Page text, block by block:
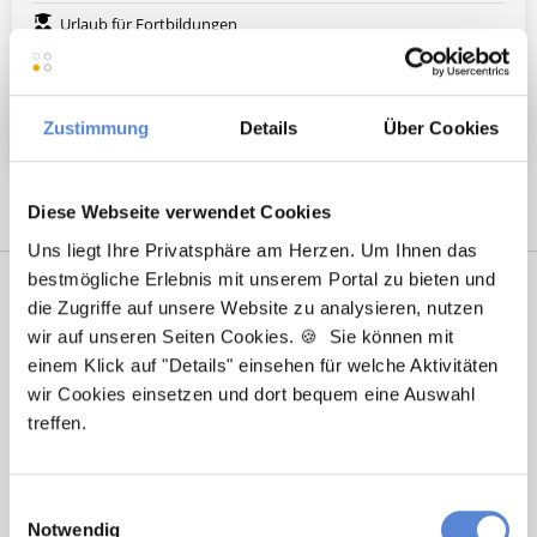
Zustimmung Details Über Cookies
Diese Webseite verwendet Cookies
Uns liegt Ihre Privatsphäre am Herzen. Um Ihnen das
bestmögliche Erlebnis mit unserem Portal zu bieten und
die Zugriffe auf unsere Website zu analysieren, nutzen
wir auf unseren Seiten Cookies. 🍪 Sie können mit
einem Klick auf "Details" einsehen für welche Aktivitäten
wir Cookies einsetzen und dort bequem eine Auswahl
treffen.
Notwendig
Urlaub für Fortbildungen